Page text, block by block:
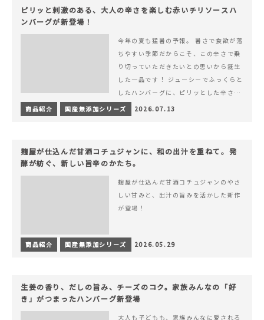
ピリッと刺激のある、大人の辛さを楽しむ赤いチリソースハ
ンバーグが新登場！
今年の夏も猛暑の予報。 暑さで食欲が落
ちやすい季節だからこそ、この辛さで乗
り切っていただきたいとの思いから誕生
した一品です！ ジューシーでふっくらと
したハンバーグに、ピリッとした辛さと
コク深い旨みが楽しめる特製チリソース
&hellip; 続きを読む ピリッと刺激のあ
商品紹介 国産無添加シリーズ 2026.07.13
麹屋が仕込んだ甘酒コチュジャンに、和の出汁を重ねて。発
酵が紡ぐ、新しい旨辛のかたち。
麹屋が仕込んだ甘酒コチュジャンのやさ
しい甘みと、出汁の旨みを活かした新作
が登場！
商品紹介 国産無添加シリーズ 2026.05.29
生姜の香り、だしの旨み、チーズのコク。家族みんなの「好
き」がつまったハンバーグ新登場
大人も子どもも、家族みんなに愛される